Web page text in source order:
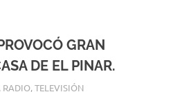
GRAN
DE EL PINAR.
RADIO,TELEVISIÓN